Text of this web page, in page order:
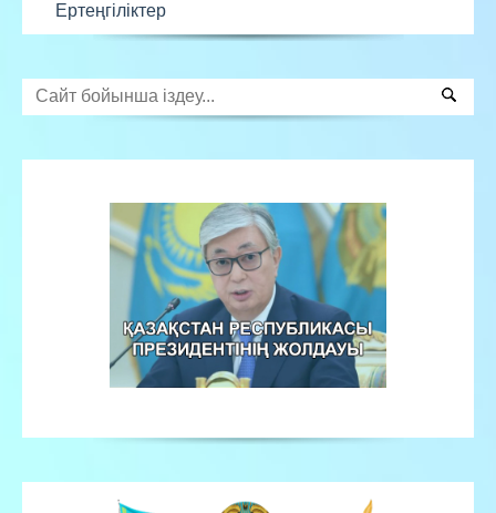
Ертеңгіліктер